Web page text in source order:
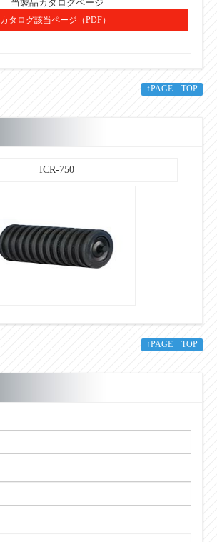
210
当製品カタログページ
カタログ該当ページ（PDF）
↑PAGE TOP
ICR-750
↑PAGE TOP